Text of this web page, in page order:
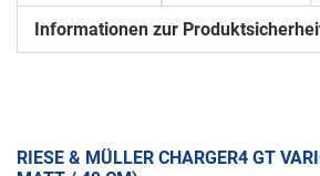
Informationen zur
RIESE & MÜLLER CHARGER4 GT